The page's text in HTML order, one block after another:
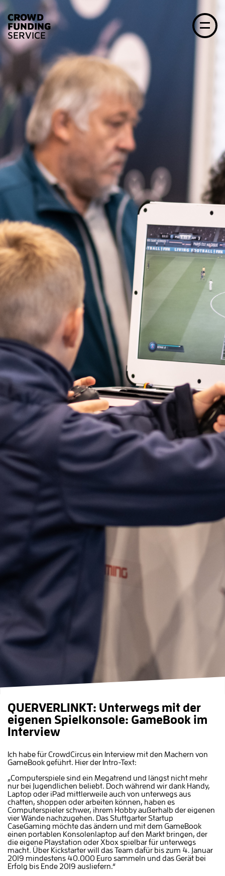
CROWD
FUNDING
SERVICE
QUERVERLINKT: Unterwegs mit der
eigenen Spielkonsole: GameBook im
Interview
Ich habe für CrowdCircus ein Interview mit den Machern von
GameBook geführt. Hier der Intro-Text:
„Computerspiele sind ein Megatrend und längst nicht mehr
nur bei Jugendlichen beliebt. Doch während wir dank Handy,
Laptop oder iPad mittlerweile auch von unterwegs aus
chatten, shoppen oder arbeiten können, haben es
Computerspieler schwer, ihrem Hobby außerhalb der eigenen
vier Wände nachzugehen. Das Stuttgarter Startup
CaseGaming möchte das ändern und mit dem GameBook
einen portablen Konsolenlaptop auf den Markt bringen, der
die eigene Playstation oder Xbox spielbar für unterwegs
macht. Über Kickstarter will das Team dafür bis zum 4. Januar
2019 mindestens 40.000 Euro sammeln und das Gerät bei
Erfolg bis Ende 2019 ausliefern.“